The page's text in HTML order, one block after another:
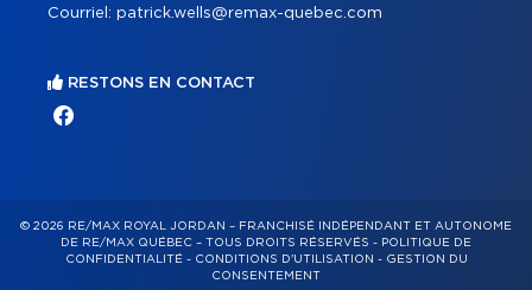
Courriel: patrick.wells@remax-quebec.com
RESTONS EN CONTACT
© 2026 RE/MAX ROYAL JORDAN – FRANCHISÉ INDÉPENDANT ET AUTONOME
DE RE/MAX QUÉBEC – TOUS DROITS RÉSERVÉS - POLITIQUE DE
CONFIDENTIALITÉ- CONDITIONS D'UTILISATION - GESTION DU
CONSENTEMENT